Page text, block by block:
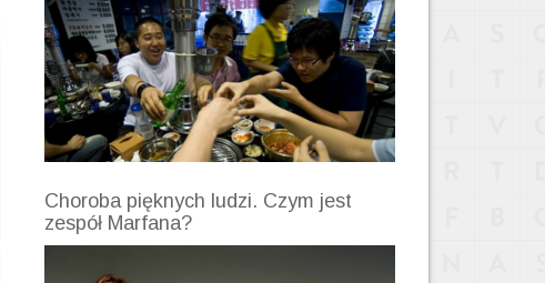
Choroba pięknych ludzi. Czym jest
zespół Marfana?